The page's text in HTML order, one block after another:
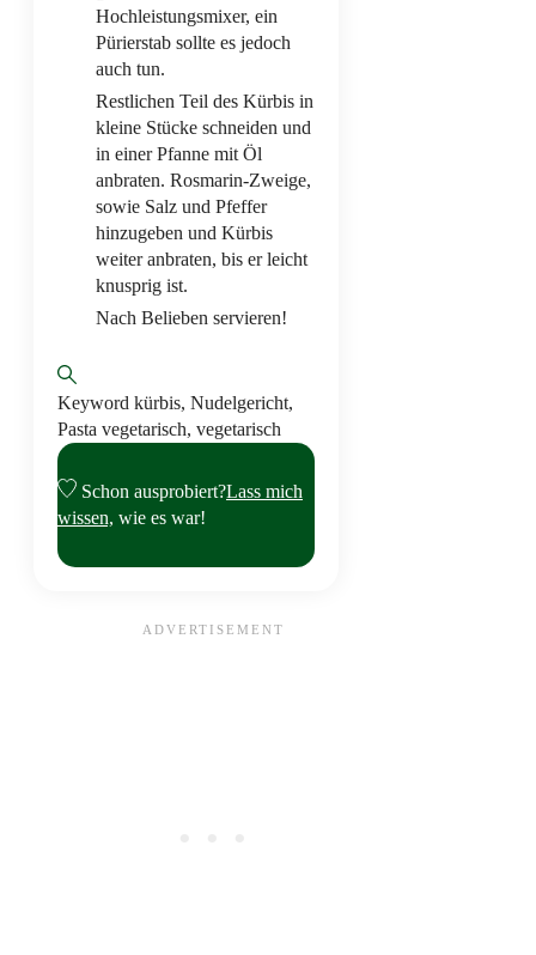
Hochleistungsmixer, ein
Pürierstab sollte es jedoch
auch tun.
Restlichen Teil des Kürbis in
kleine Stücke schneiden und
in einer Pfanne mit Öl
anbraten. Rosmarin-Zweige,
sowie Salz und Pfeffer
hinzugeben und Kürbis
weiter anbraten, bis er leicht
knusprig ist.
Nach Belieben servieren!
Keyword kürbis, Nudelgericht,
Pasta vegetarisch, vegetarisch
Schon ausprobiert?Lass mich
wissen, wie es war!